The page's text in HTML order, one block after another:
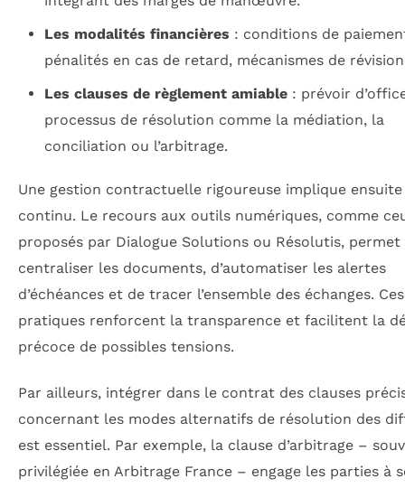
Les modalités financières : conditions de
pénalités en cas de retard, mécanismes de
Les clauses de règlement amiable: prévoir
processus de résolution comme la médiation, la
conciliation ou l’arbitrage.
Une gestion contractuelle rigoureuse implique
continu. Le recours aux outils numériques, comme
proposés par Dialogue Solutions ou Résolutis, permet
centraliser les documents, d’automatiser les alertes
d’échéances et de tracer l’ensemble des échanges. Ces
pratiques renforcent la transparence et facilitent la
précoce de possibles tensions.
Par ailleurs, intégrer dans le contrat des clauses
concernant les modes alternatifs de résolution des
est essentiel. Par exemple, la clause d’arbitrage –
privilégiée en Arbitrage France – engage les parties à